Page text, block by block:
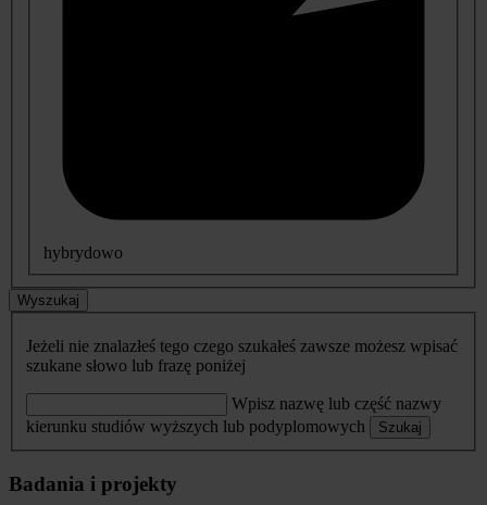
hybrydowo
Wyszukaj
Jeżeli nie znalazłeś tego czego szukałeś zawsze możesz wpisać
szukane słowo lub frazę poniżej
Wpisz nazwę lub część nazwy
kierunku studiów wyższych lub podyplomowych
Szukaj
Badania i projekty